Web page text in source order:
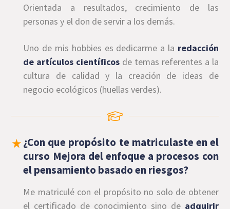
Orientada a resultados, crecimiento de las
personas y el don de servir a los demás.
Uno de mis hobbies es dedicarme a la redacción
de artículos científicos de temas referentes a la
cultura de calidad y la creación de ideas de
negocio ecológicos (huellas verdes).
¿Con que propósito te matriculaste en el
curso Mejora del enfoque a procesos con
el pensamiento basado en riesgos?
Me matriculé con el propósito no solo de obtener
el certificado de conocimiento sino de adquirir